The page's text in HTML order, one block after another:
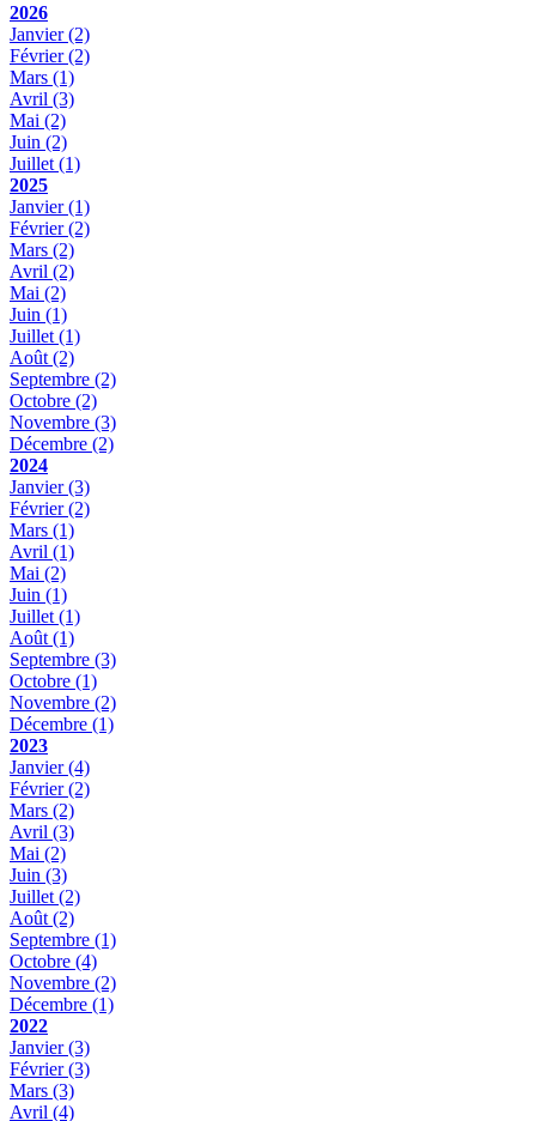
2026
Janvier(2)
Février(2)
Mars (1)
Avril (3)
Mai (2)
Juin (2)
Juillet (1)
2025
Janvier(1)
Février(2)
Mars (2)
Avril (2)
Mai (2)
Juin (1)
Juillet (1)
Août (2)
Septembre (2)
Octobre (2)
Novembre (3)
Décembre (2)
2024
Janvier(3)
Février(2)
Mars (1)
Avril (1)
Mai (2)
Juin (1)
Juillet (1)
Août (1)
Septembre (3)
Octobre (1)
Novembre (2)
Décembre (1)
2023
Janvier(4)
Février(2)
Mars (2)
Avril (3)
Mai (2)
Juin (3)
Juillet (2)
Août (2)
Septembre (1)
Octobre (4)
Novembre (2)
Décembre (1)
2022
Janvier(3)
Février(3)
Mars (3)
Avril (4)